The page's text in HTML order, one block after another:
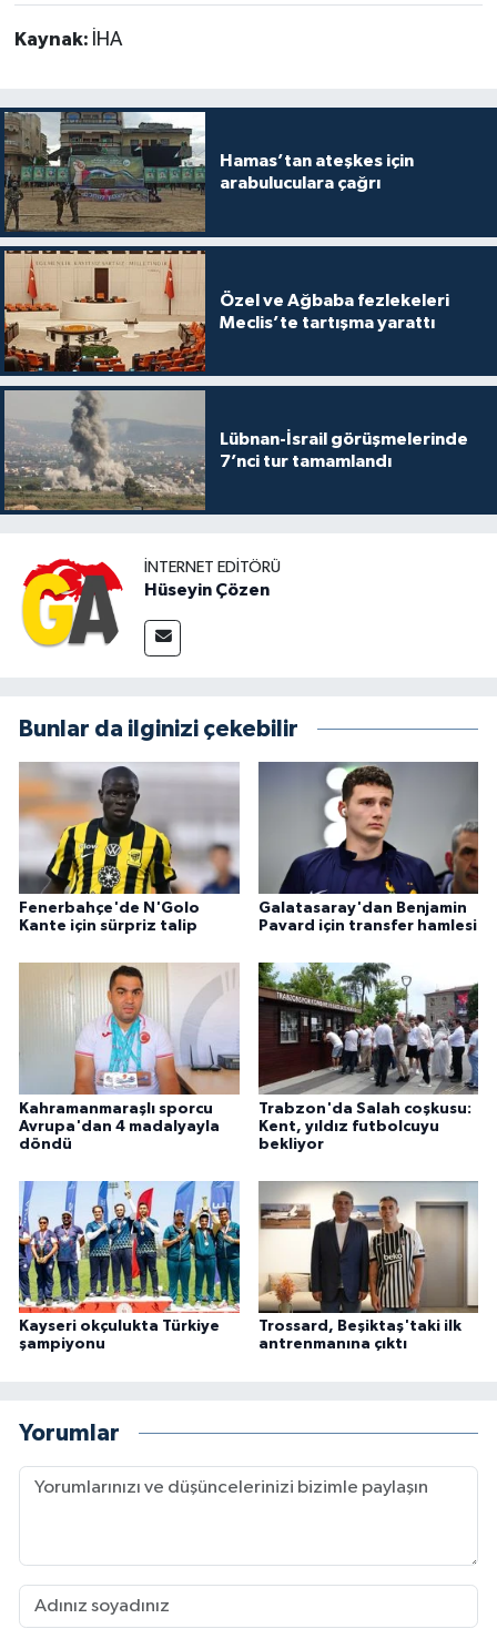
Kaynak: İHA
Hamas’tan ateşkes için
arabuluculara çağrı
Özel ve Ağbaba fezlekeleri
Meclis’te tartışma yarattı
Lübnan-İsrail görüşmelerinde
7’nci tur tamamlandı
İNTERNET EDITÖRÜ
Hüseyin Çözen
Bunlar da ilginizi çekebilir
Fenerbahçe'de N'Golo
Kante için sürpriz talip
Galatasaray'dan Benjamin
Pavard için transfer hamlesi
Kahramanmaraşlı sporcu
Avrupa'dan 4 madalyayla
döndü
Trabzon'da Salah coşkusu:
Kent, yıldız futbolcuyu
bekliyor
Kayseri okçulukta Türkiye
şampiyonu
Trossard, Beşiktaş'taki ilk
antrenmanına çıktı
Yorumlar